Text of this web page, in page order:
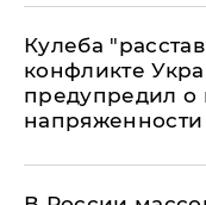
Кулеба
конфликте
предупредил о
напряженности